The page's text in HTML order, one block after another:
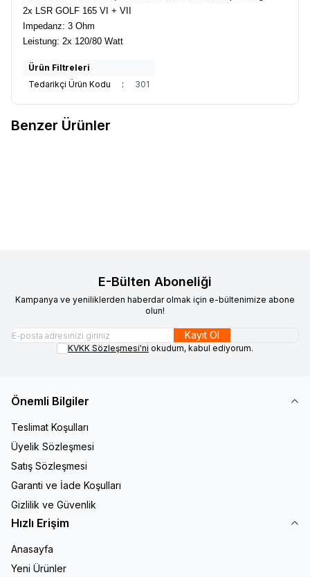
2x LSR GOLF 165 VI + VII
Impedanz: 3 Ohm
Leistung: 2x 120/80 Watt
Ürün Filtreleri
Tedarikçi Ürün Kodu
: 301
Benzer Ürünler
E-Bülten Aboneliği
Kampanya ve yeniliklerden haberdar olmak için e-bültenimize abone
olun!
Kayıt Ol
KVKK Sözleşmesi'ni okudum, kabul ediyorum.
Önemli Bilgiler
Teslimat Koşulları
Üyelik Sözleşmesi
Satış Sözleşmesi
Garanti ve İade Koşulları
Gizlilik ve Güvenlik
Hızlı Erişim
Anasayfa
Yeni Ürünler